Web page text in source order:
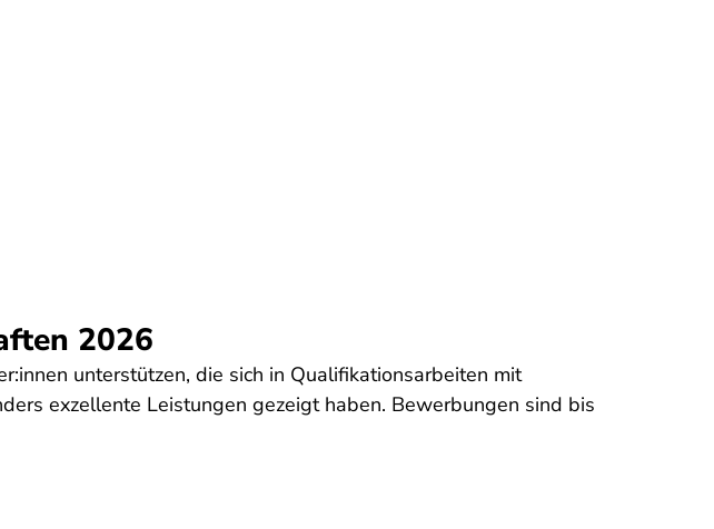
2026
unterstützen, die sich in Qualifikationsarbeiten mit
exzellente Leistungen gezeigt haben. Bewerbungen sind bis